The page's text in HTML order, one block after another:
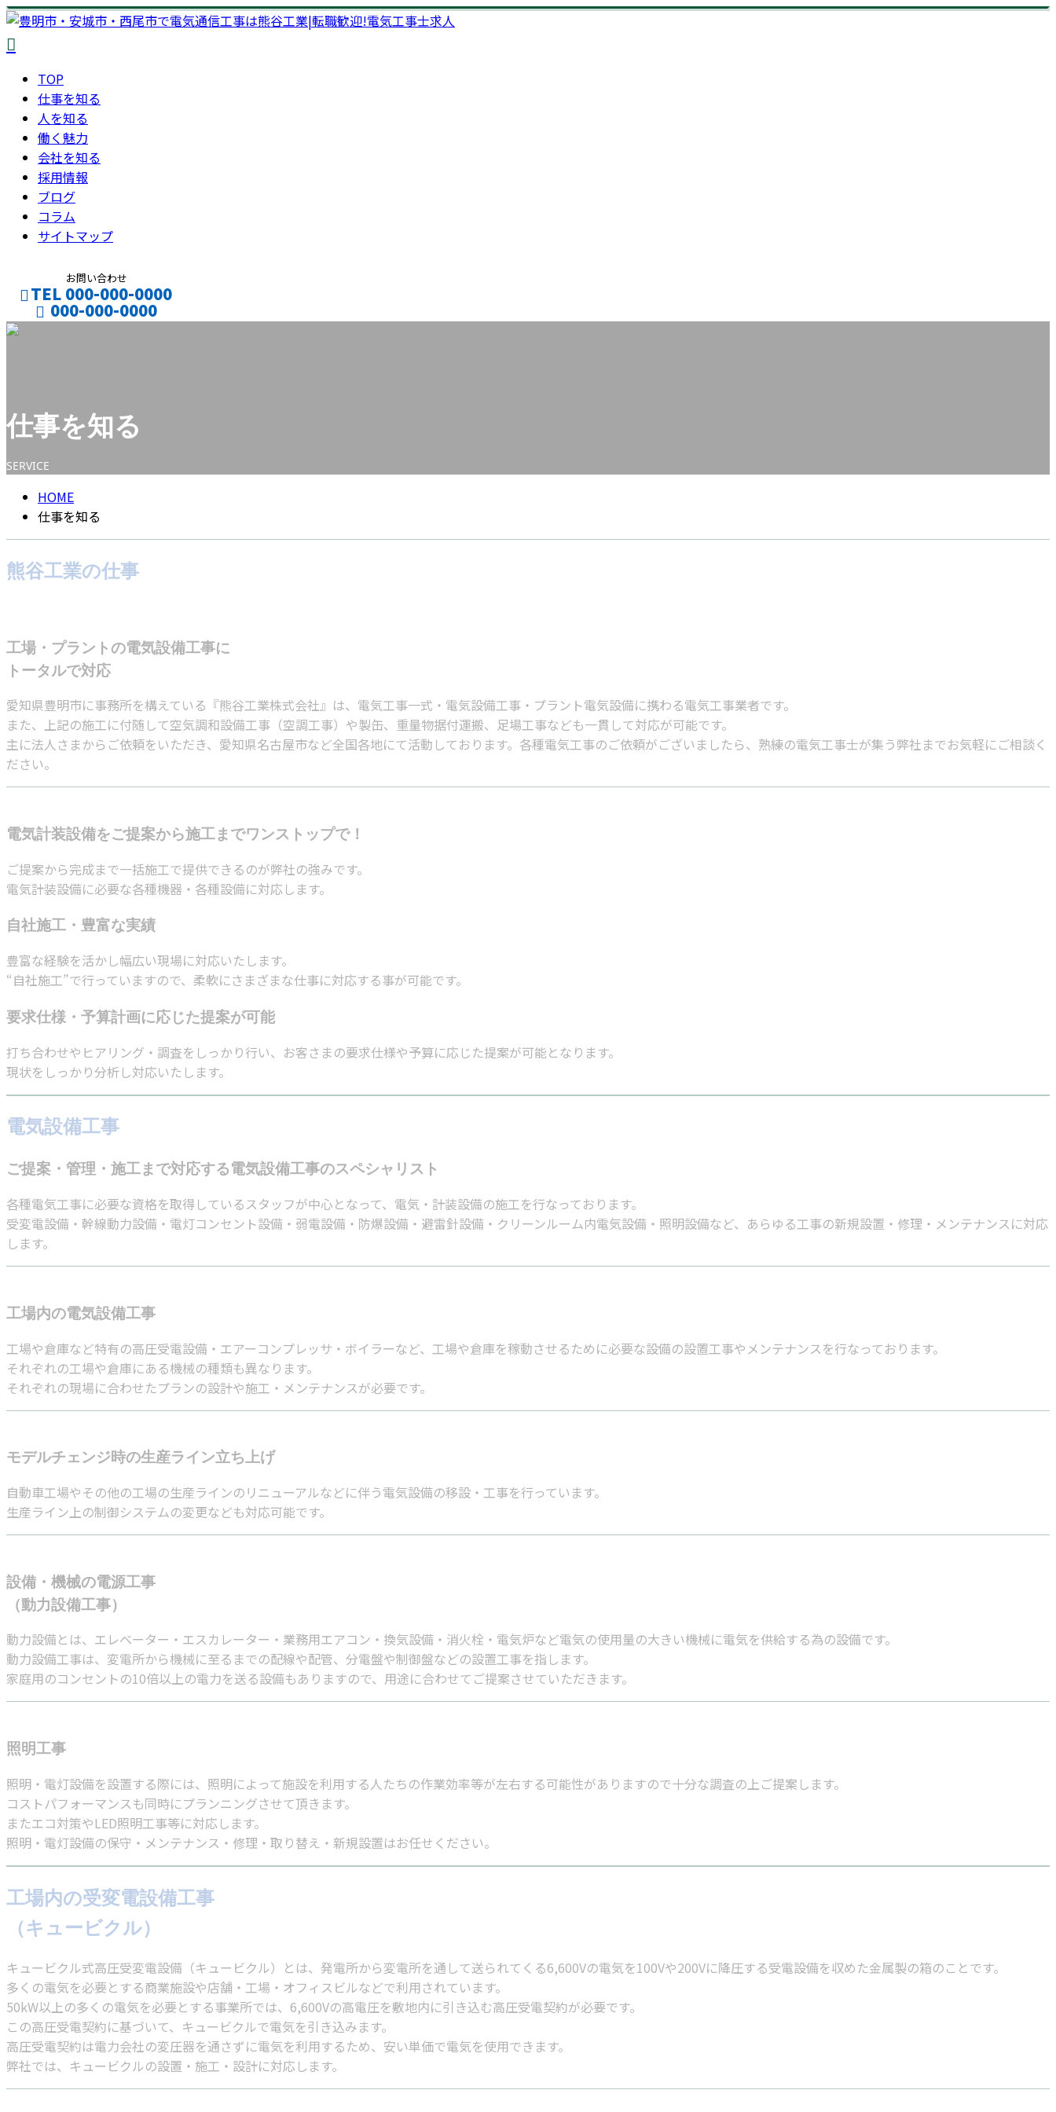
TOP
仕事を知る
人を知る
働く魅力
会社を知る
採用情報
ブログ
コラム
サイトマップ
お問い合わせ
TEL 000-000-0000
000-000-0000
仕事を知る
SERVICE
HOME
仕事を知る
熊谷工業の仕事
工場・プラントの電気設備工事に
トータルで対応
愛知県豊明市に事務所を構えている『熊谷工業株式会社』は、電気工事一式・電気設備工事・プラント電気設備に携わる電気工事業者です。
また、上記の施工に付随して空気調和設備工事（空調工事）や製缶、重量物据付運搬、足場工事なども一貫して対応が可能です。
主に法人さまからご依頼をいただき、愛知県名古屋市など全国各地にて活動しております。各種電気工事のご依頼がございましたら、熟練の電気工事士が集う弊社までお気軽にご相談く
ださい。
電気計装設備をご提案から施工までワンストップで！
ご提案から完成まで一括施工で提供できるのが弊社の強みです。
電気計装設備に必要な各種機器・各種設備に対応します。
自社施工・豊富な実績
豊富な経験を活かし幅広い現場に対応いたします。
“自社施工”で行っていますので、柔軟にさまざまな仕事に対応する事が可能です。
要求仕様・予算計画に応じた提案が可能
打ち合わせやヒアリング・調査をしっかり行い、お客さまの要求仕様や予算に応じた提案が可能となります。
現状をしっかり分析し対応いたします。
電気設備工事
ご提案・管理・施工まで対応する電気設備工事のスペシャリスト
各種電気工事に必要な資格を取得しているスタッフが中心となって、電気・計装設備の施工を行なっております。
受変電設備・幹線動力設備・電灯コンセント設備・弱電設備・防爆設備・避雷針設備・クリーンルーム内電気設備・照明設備など、あらゆる工事の新規設置・修理・メンテナンスに対応
します。
工場内の電気設備工事
工場や倉庫など特有の高圧受電設備・エアーコンプレッサ・ボイラーなど、工場や倉庫を稼動させるために必要な設備の設置工事やメンテナンスを行なっております。
それぞれの工場や倉庫にある機械の種類も異なります。
それぞれの現場に合わせたプランの設計や施工・メンテナンスが必要です。
モデルチェンジ時の生産ライン立ち上げ
自動車工場やその他の工場の生産ラインのリニューアルなどに伴う電気設備の移設・工事を行っています。
生産ライン上の制御システムの変更なども対応可能です。
設備・機械の電源工事
（動力設備工事）
動力設備とは、エレベーター・エスカレーター・業務用エアコン・換気設備・消火栓・電気炉など電気の使用量の大きい機械に電気を供給する為の設備です。
動力設備工事は、変電所から機械に至るまでの配線や配管、分電盤や制御盤などの設置工事を指します。
家庭用のコンセントの10倍以上の電力を送る設備もありますので、用途に合わせてご提案させていただきます。
照明工事
照明・電灯設備を設置する際には、照明によって施設を利用する人たちの作業効率等が左右する可能性がありますので十分な調査の上ご提案します。
コストパフォーマンスも同時にプランニングさせて頂きます。
またエコ対策やLED照明工事等に対応します。
照明・電灯設備の保守・メンテナンス・修理・取り替え・新規設置はお任せください。
工場内の受変電設備工事
（キュービクル）
キュービクル式高圧受変電設備（キュービクル）とは、発電所から変電所を通して送られてくる6,600Vの電気を100Vや200Vに降圧する受電設備を収めた金属製の箱のことです。
多くの電気を必要とする商業施設や店舗・工場・オフィスビルなどで利用されています。
50kW以上の多くの電気を必要とする事業所では、6,600Vの高電圧を敷地内に引き込む高圧受電契約が必要です。
この高圧受電契約に基づいて、キュービクルで電気を引き込みます。
高圧受電契約は電力会社の変圧器を通さずに電気を利用するため、安い単価で電気を使用できます。
弊社では、キュービクルの設置・施工・設計に対応します。